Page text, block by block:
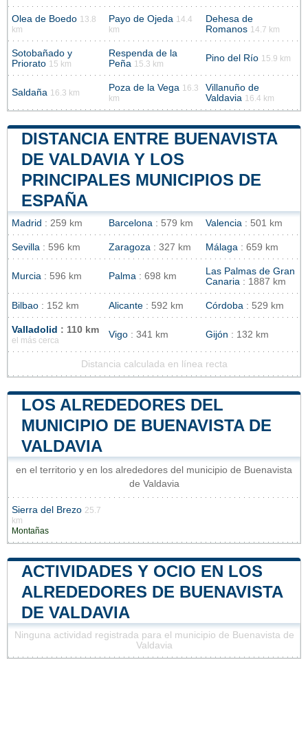
Olea de Boedo 13.8
km
Payo de Ojeda 14.4
km
Dehesa de
Romanos 14.7 km
Sotobañado y
Priorato 15 km
Respenda de la
Peña 15.3 km
Pino del Río 15.9 km
Saldaña 16.3 km Poza de la Vega 16.3
km
Villanuño de
Valdavia 16.4 km
DISTANCIA ENTRE BUENAVISTA
DE VALDAVIA Y LOS
PRINCIPALES MUNICIPIOS DE
ESPAÑA
Madrid : 259 km Barcelona : 579 km Valencia : 501 km
Sevilla : 596 km Zaragoza : 327 km Málaga : 659 km
Murcia : 596 km Palma : 698 km
Las Palmas de Gran
Canaria : 1887 km
Bilbao : 152 km Alicante : 592 km Córdoba : 529 km
Valladolid : 110 km
el más cerca
Vigo : 341 km Gijón : 132 km
Distancia calculada en línea recta
LOS ALREDEDORES DEL
MUNICIPIO DE BUENAVISTA DE
VALDAVIA
en el territorio y en los alrededores del municipio de Buenavista
de Valdavia
Sierra del Brezo 25.7
km
Montañas
ACTIVIDADES Y OCIO EN LOS
ALREDEDORES DE BUENAVISTA
DE VALDAVIA
Ninguna actividad registrada para el municipio de Buenavista de
Valdavia